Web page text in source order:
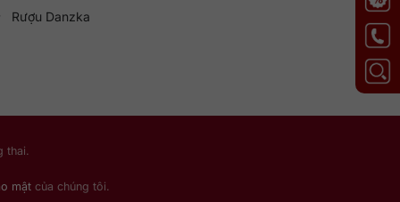
Rượu Danzka
thai.
mậtcủa chúng tôi.